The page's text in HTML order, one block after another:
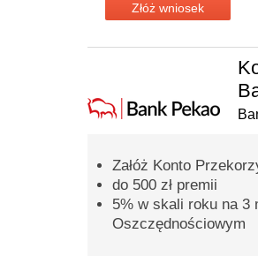
Złóż wniosek
Załóż Konto
do 500 zł premii
5% w skali roku na 3
Oszczędnościowym